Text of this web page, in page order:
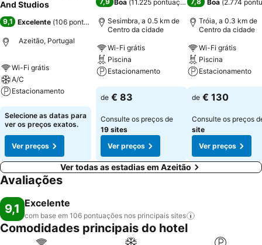
And Studios
9,1 Excelente (106 pontuações )
Azeitão, Portugal
Wi-Fi grátis
A/C
Estacionamento
Ver preços
Selecione as datas para
ver os preços exatos.
Ver preços
Boa (11.225 pontuações)
Sesimbra, a 0.5 km de
Centro da cidade
Wi-Fi grátis
Piscina
Estacionamento
Ver preços
de € 83
Consulte os preços de
19 sites
Ver preços
Boa (2.774
Tróia, a 0.3 km de
Centro da cidade
Wi-Fi grátis
Piscina
Estacionamento
Ver preços
de € 130
Consulte os preços
site
Ver preços
Ver todas as estadias em Azeitão
Avaliações
9,1 Excelente
com base em 106 pontuações nos principais sites
Comodidades principais do hotel